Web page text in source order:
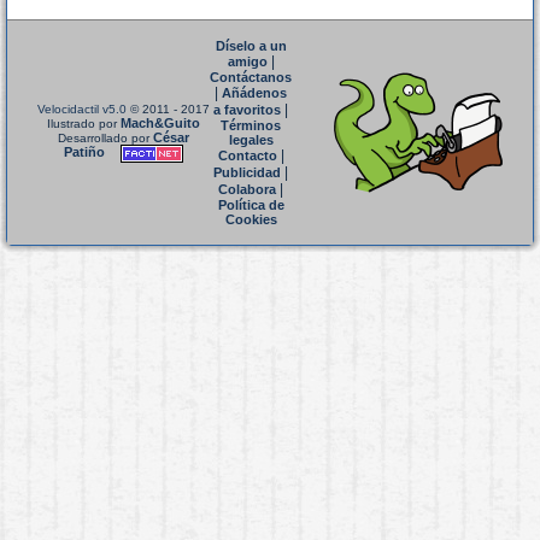
Velocidactil v5.0 © 2011 - 2017
Ilustrado porMach&Guito
Desarrollado porCésar
Patiño
Díselo a un
amigo|
Contáctanos
Añádenos
a favoritos
Términos
legales
Contacto|
Publicidad
Colabora|
Política de
Cookies